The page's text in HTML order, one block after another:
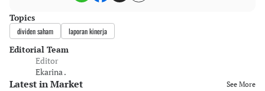
Topics
dividen saham laporan kinerja
Editorial Team
Editor
Ekarina .
Latest in Market See More